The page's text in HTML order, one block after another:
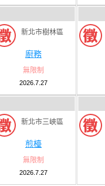
新北市樹林區
廚務
無限制
2026.7.27
新北市三峽區
煎檯
無限制
2026.7.27